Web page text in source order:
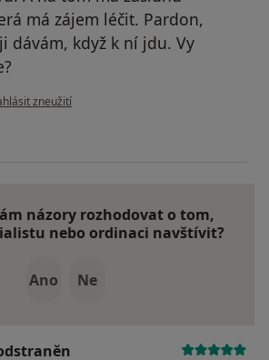
má zájem léčit. Pardon,
dávám, když k ní jdu. Vy
názoru uživatele Váš účet byl odstraněn
zneužití
názory rozhodovat o tom,
nebo ordinaci navštívit?
Ano Ne